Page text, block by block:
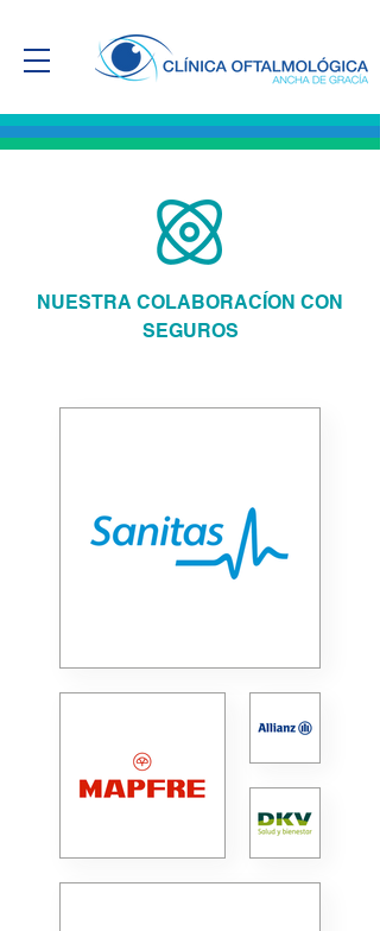
NUESTRA COLABORACÍON CON
SEGUROS